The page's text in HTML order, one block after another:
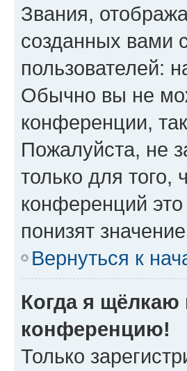
Звания,
созданных вами
пользователей:
Обычно вы не
конференции,
Пожалуйста, не
только для
конференций
понизят
Вернуться к
Когда я щёлкаю
конференцию!
Только